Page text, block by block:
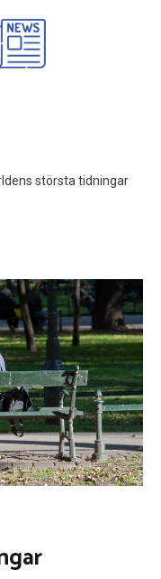
största tidningar